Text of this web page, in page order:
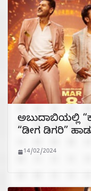
ಅಬುದಾಬಿಯಲ್ಲಿ
“ಡೀಗ ಡಿಗರಿ”
14/02/2024